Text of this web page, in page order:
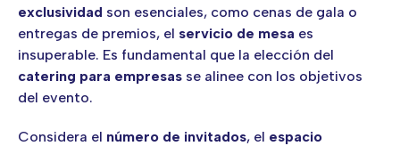
exclusividad son esenciales, como cenas de gala o
entregas de premios, el servicio de mesa es
insuperable. Es fundamental que la elección del
catering para empresas se alinee con los objetivos
del evento.
Considera el número de invitados, el espacio